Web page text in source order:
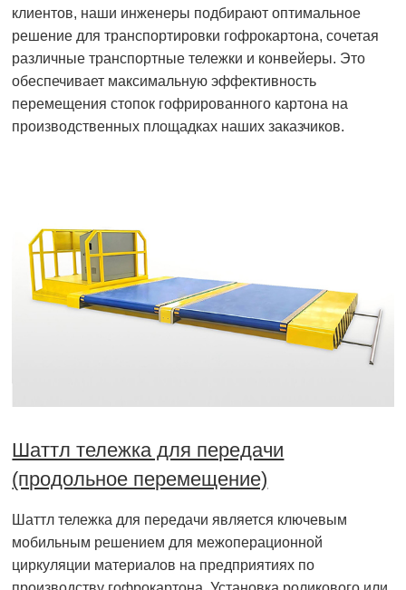
клиентов, наши инженеры подбирают оптимальное
решение для транспортировки гофрокартона, сочетая
различные транспортные тележки и конвейеры. Это
обеспечивает максимальную эффективность
перемещения стопок гофрированного картона на
производственных площадках наших заказчиков.
Шаттл тележка для передачи
(продольное перемещение)
Шаттл тележка для передачи является ключевым
мобильным решением для межоперационной
циркуляции материалов на предприятиях по